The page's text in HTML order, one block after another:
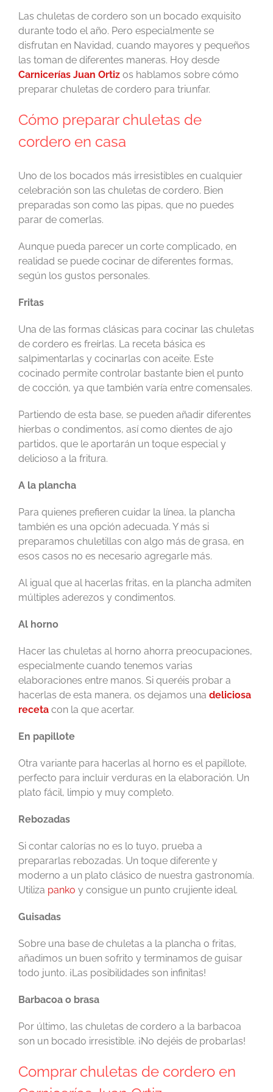
Las chuletas de cordero son un bocado exquisito
durante todo el año. Pero especialmente se
disfrutan en Navidad, cuando mayores y pequeños
las toman de diferentes maneras. Hoy desde
Carnicerías Juan Ortiz os hablamos sobre cómo
preparar chuletas de cordero para triunfar.
Cómo preparar chuletas de
cordero en casa
Uno de los bocados más irresistibles en cualquier
celebración son las chuletas de cordero. Bien
preparadas son como las pipas, que no puedes
parar de comerlas.
Aunque pueda parecer un corte complicado, en
realidad se puede cocinar de diferentes formas,
según los gustos personales.
Fritas
Una de las formas clásicas para cocinar las chuletas
de cordero es freírlas. La receta básica es
salpimentarlas y cocinarlas con aceite. Este
cocinado permite controlar bastante bien el punto
de cocción, ya que también varía entre comensales.
Partiendo de esta base, se pueden añadir diferentes
hierbas o condimentos, así como dientes de ajo
partidos, que le aportarán un toque especial y
delicioso a la fritura.
A la plancha
Para quienes prefieren cuidar la línea, la plancha
también es una opción adecuada. Y más si
preparamos chuletillas con algo más de grasa, en
esos casos no es necesario agregarle más.
Al igual que al hacerlas fritas, en la plancha admiten
múltiples aderezos y condimentos.
Al horno
Hacer las chuletas al horno ahorra preocupaciones,
especialmente cuando tenemos varias
elaboraciones entre manos. Si queréis probar a
hacerlas de esta manera, os dejamos una deliciosa
receta con la que acertar.
En papillote
Otra variante para hacerlas al horno es el papillote,
perfecto para incluir verduras en la elaboración. Un
plato fácil, limpio y muy completo.
Rebozadas
Si contar calorías no es lo tuyo, prueba a
prepararlas rebozadas. Un toque diferente y
moderno a un plato clásico de nuestra gastronomía.
Utiliza panko y consigue un punto crujiente ideal.
Guisadas
Sobre una base de chuletas a la plancha o fritas,
añadimos un buen sofrito y terminamos de guisar
todo junto. ¡Las posibilidades son infinitas!
Barbacoa o brasa
Por último, las chuletas de cordero a la barbacoa
son un bocado irresistible. ¡No dejéis de probarlas!
Comprar chuletas de cordero en